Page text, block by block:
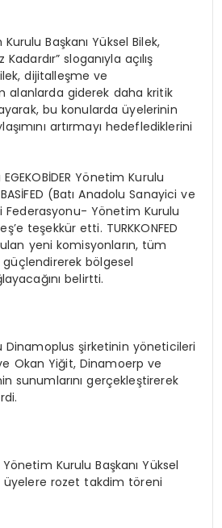
Kurulu Başkanı Yüksel Bilek,
sloganıyla açılış
dijitalleşme ve
alanlarda giderek daha kritik
bu konularda üyelerinin
artırmayı hedeflediklerini
Yönetim Kurulu
(Batı Anadolu Sanayici ve
Federasyonu- Yönetim Kurulu
teşekkür etti. TURKKONFED
yeni komisyonların, tüm
güçlendirerek bölgesel
belirtti.
Dinamoplus şirketinin yöneticileri
Okan Yiğit, Dinamoerp ve
sunumlarını gerçekleştirerek
Kurulu Başkanı Yüksel
üyelere rozet takdim töreni